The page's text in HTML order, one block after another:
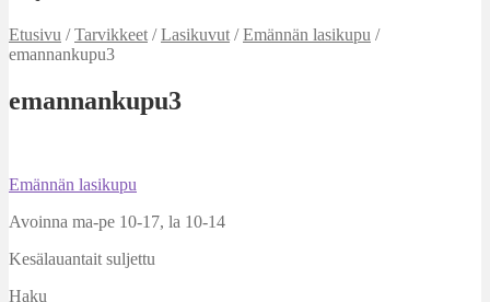
Etusivu /Tarvikkeet /Lasikuvut /Emännän lasikupu /
emannankupu3
emannankupu3
Artikkelien
selaus
Edellinen
Emännän lasikupu
Avoinna ma-pe 10-17, la 10-14
Kesälauantait suljettu
Haku